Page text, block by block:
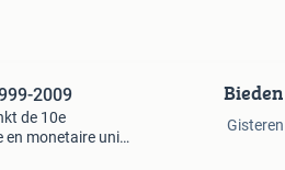
2009
de 10e
en monetaire unie
Bieden
Gisteren